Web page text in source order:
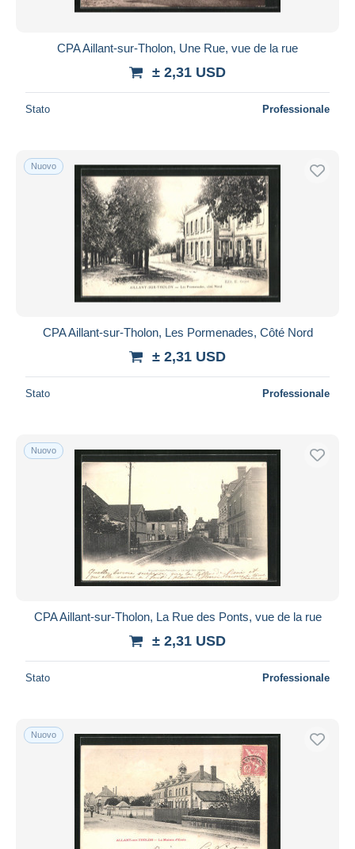
CPA Aillant-sur-Tholon, Une Rue, vue de la rue
± 2,31 USD
Stato Professionale
Nuovo
CPA Aillant-sur-Tholon, Les Pormenades, Côté Nord
± 2,31 USD
Stato Professionale
Nuovo
CPA Aillant-sur-Tholon, La Rue des Ponts, vue de la rue
± 2,31 USD
Stato Professionale
Nuovo